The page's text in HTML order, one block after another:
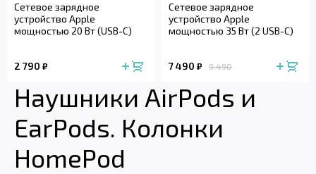
Сетевое зарядное
устройство Apple
мощностью 20 Вт (USB-C)
2 790 ₽
Сетевое зарядное
устройство Apple
мощностью 35 Вт (2 USB-C)
7 490 ₽ 9 490
Наушники AirPods и
EarPods. Колонки
HomePod